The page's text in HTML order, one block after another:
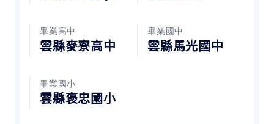
隱私權政策
網站使用條款
畢業高中
雲縣麥寮高中
畢業國中
雲縣馬光國中
畢業國小
雲縣褒忠國小